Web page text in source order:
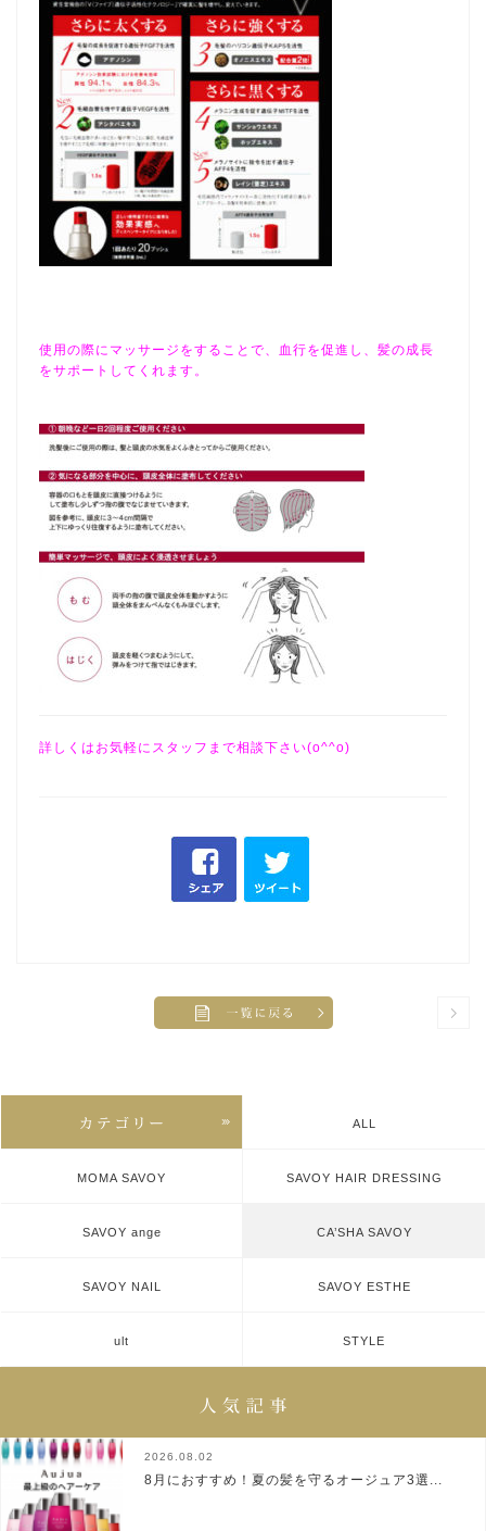
使用の際にマッサージをすることで、血行を促進し、髪の成長
をサポートしてくれます。
詳しくはお気軽にスタッフまで相談下さい(o^^o)
ALL
MOMA SAVOY SAVOY HAIR DRESSING
SAVOY ange CA’SHA SAVOY
SAVOY NAIL SAVOY ESTHE
ult STYLE
2026.08.02
8月におすすめ！夏の髪を守るオージュア3選...